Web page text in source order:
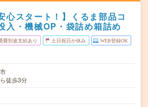
心スタート！】くるま部品コ
入・機械OP・袋詰め箱詰め
費別途支給あり 土日祝日が休み WEB登録OK
徒歩3分